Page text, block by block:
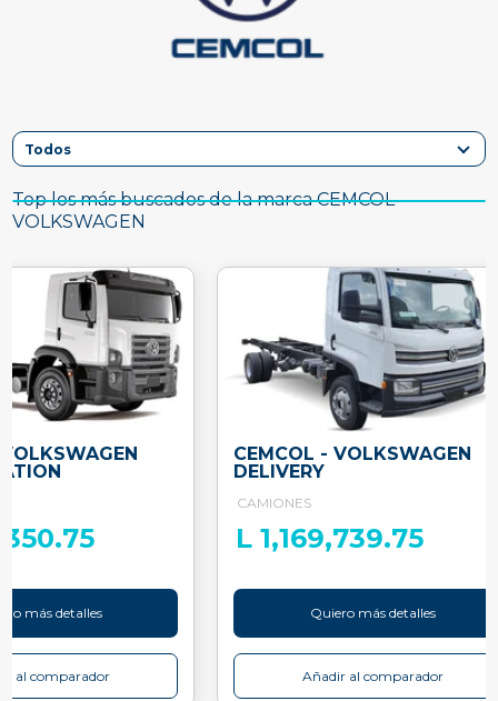
Top los más buscados de la marca CEMCOL -
VOLKSWAGEN
más detalles
al comparador
CEMCOL - VOLKSWAGEN
DELIVERY
CAMIONES
L 1,169,739.75
Quiero más detalles
Añadir al comparador